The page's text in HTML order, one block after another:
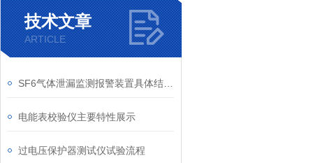
技术文章
ARTICLE
电能表校验仪主要特性展示
过电压保护器测试仪试验流程